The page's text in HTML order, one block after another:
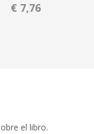
€ 7,76
el libro.